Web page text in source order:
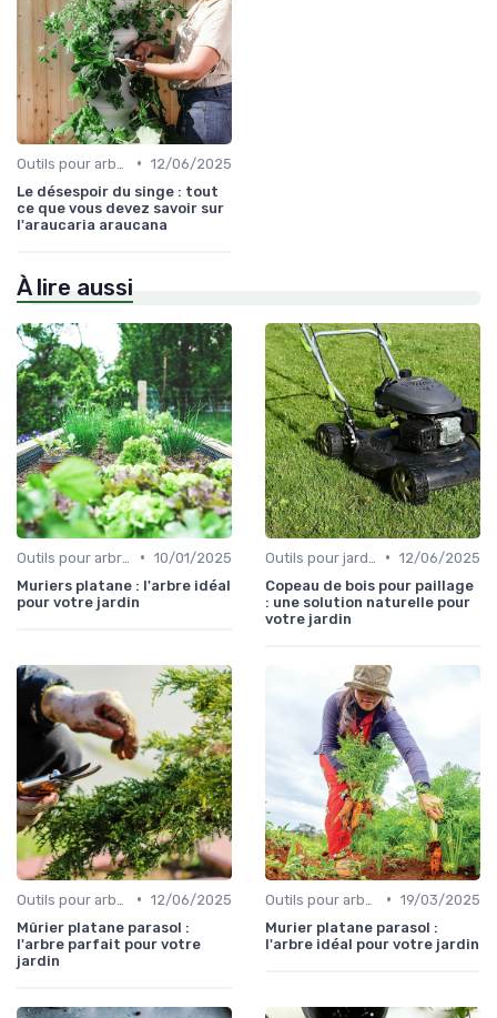
• 12/06/2025
Le désespoir du singe : tout
ce que vous devez savoir sur
l'araucaria araucana
À lire aussi
• 10/01/2025
Muriers platane : l'arbre idéal
pour votre jardin
• 12/06/2025
Copeau de bois pour paillage
: une solution naturelle pour
votre jardin
• 12/06/2025
Mûrier platane parasol :
l'arbre parfait pour votre
jardin
• 19/03/2025
Murier platane parasol :
l'arbre idéal pour votre jardin